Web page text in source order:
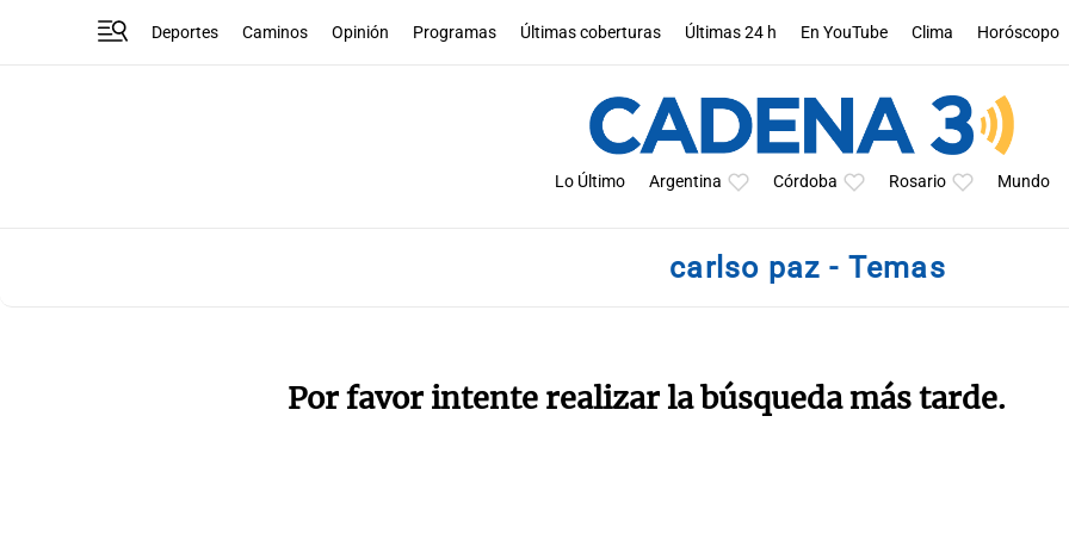
Deportes Caminos Opinión Programas Últimas coberturas Últimas 24 h En YouTube Clima Horóscopo
Lo Último Argentina Córdoba Rosario Mundo
carlso paz - Temas
Por favor intente realizar la búsqueda más tarde.